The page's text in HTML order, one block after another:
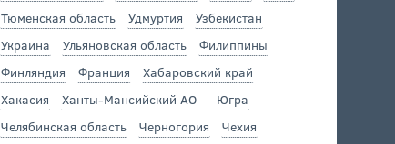
Тюменская область
Удмуртия
Узбекистан
Украина
Ульяновская область
Филиппины
Финляндия
Франция
Хабаровский край
Хакасия
Ханты-Мансийский АО — Югра
Челябинская область
Черногория
Чехия